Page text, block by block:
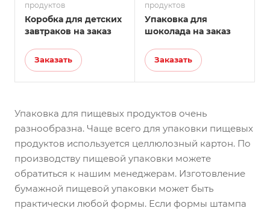
продуктов
Коробка для детских
завтраков на заказ
Заказать
продуктов
Упаковка для
шоколада на заказ
Заказать
Упаковка для пищевых продуктов очень
разнообразна. Чаще всего для упаковки пищевых
продуктов используется целлюлозный картон. По
производству пищевой упаковки можете
обратиться к нашим менеджерам. Изготовление
бумажной пищевой упаковки может быть
практически любой формы. Если формы штампа